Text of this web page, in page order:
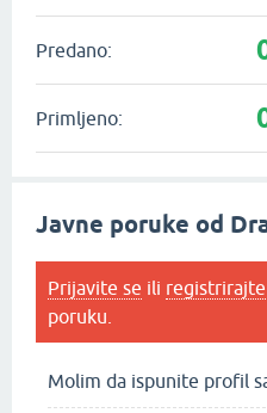
Predano:
Primljeno:
Javne poruke od
Prijavite se ili registrirajte
poruku.
Molim da ispunite profil